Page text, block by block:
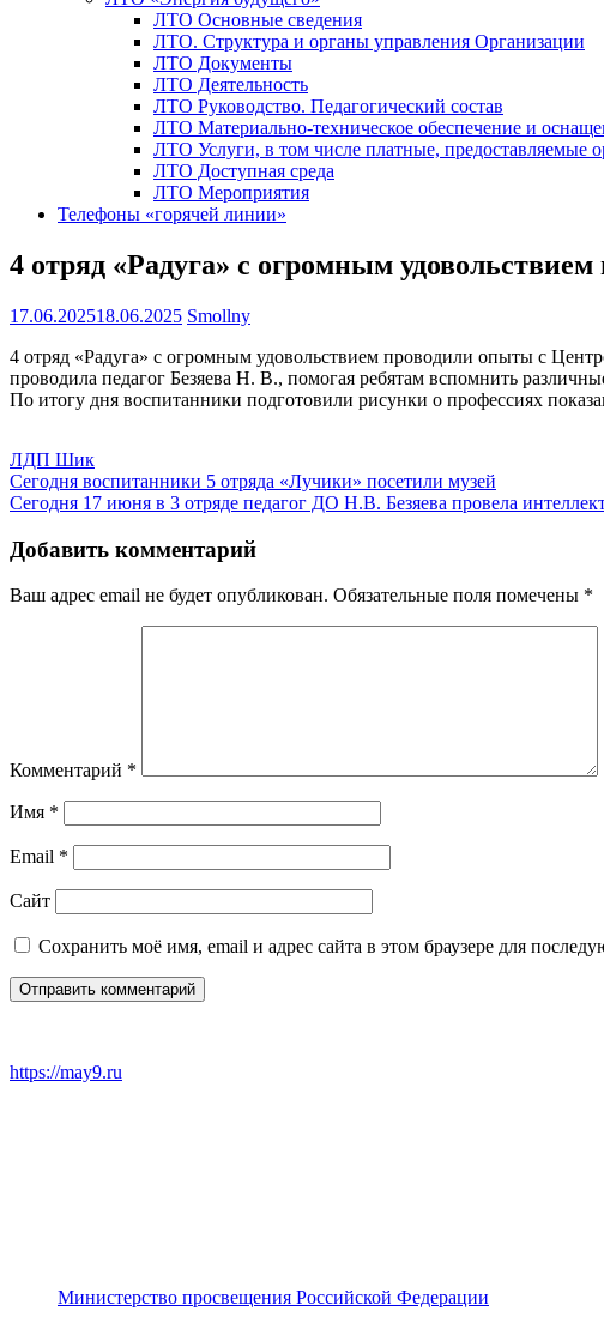
ЛТО Основные сведения
ЛТО. Структура и органы управления Организации
ЛТО Документы
ЛТО Деятельность
ЛТО Руководство. Педагогический состав
ЛТО Материально-техническое обеспечение и
ЛТО Услуги, в том числе платные, предоставляемые
ЛТО Доступная среда
ЛТО Мероприятия
Телефоны «горячей линии»
4 отряд «Радуга» с огромным
17.06.202518.06.2025 Smollny
4 отряд «Радуга» с огромным удовольствием проводили опыты с
проводила педагог Безяева Н. В., помогая ребятам вспомнить
По итогу дня воспитанники подготовили рисунки о профессиях
ЛДП Шик
Навигация
по
записям
Сегодня воспитанники 5 отряда «Лучики» посетили музей
Сегодня 17 июня в 3 отряде педагог ДО Н.В. Безяева провела
Добавить комментарий
Ваш адрес email не будет опубликован. Обязательные поля помечены *
Комментарий *
Имя *
Email *
Сайт
Сохранить моё имя, email и адрес сайта в этом браузере для
https://may9.ru
Министерство просвещения Российской Федерации